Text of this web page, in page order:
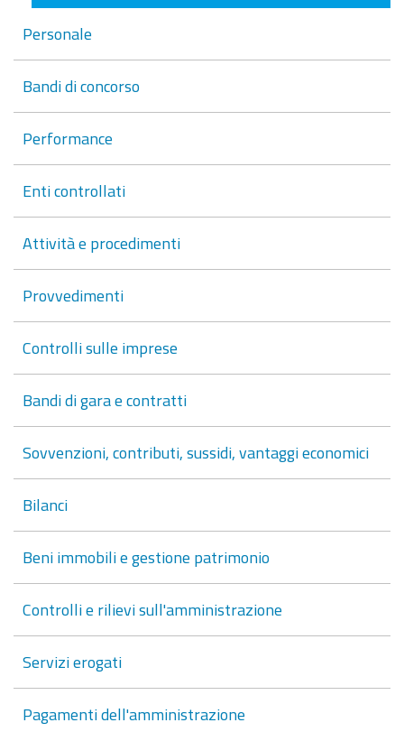
Personale
Bandi di concorso
Performance
Enti controllati
Attività e procedimenti
Provvedimenti
Controlli sulle imprese
Bandi di gara e contratti
Sovvenzioni, contributi, sussidi, vantaggi economici
Bilanci
Beni immobili e gestione patrimonio
Controlli e rilievi sull'amministrazione
Servizi erogati
Pagamenti dell'amministrazione